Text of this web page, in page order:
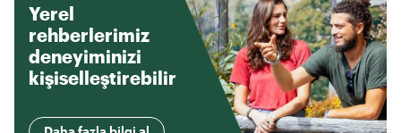
Yerel
rehberlerimiz
deneyiminizi
kişiselleştirebilir